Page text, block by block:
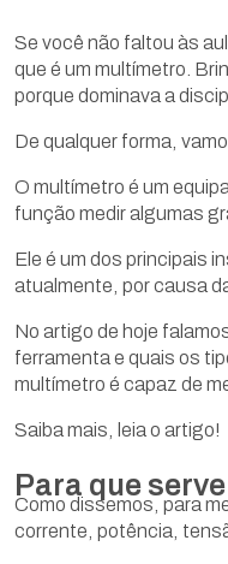
Se você não faltou às
que é um multímetro.
porque dominava a
De qualquer forma,
O multímetro é um
função medir algumas
Ele é um dos principais
atualmente, por causa
No artigo de hoje
ferramenta e quais os
multímetro é capaz de
Saiba mais, leia o artigo!
Para que
Como dissemos, para
corrente, potência,